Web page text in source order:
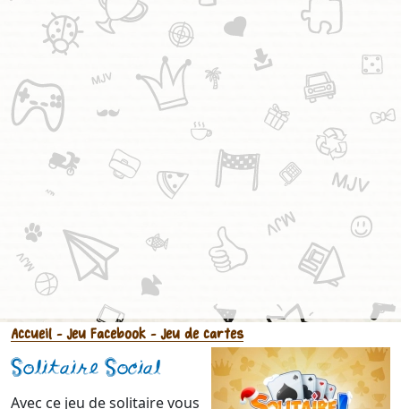
Accueil - Jeu Facebook - Jeu de cartes
Solitaire Social
Avec ce jeu de solitaire vous